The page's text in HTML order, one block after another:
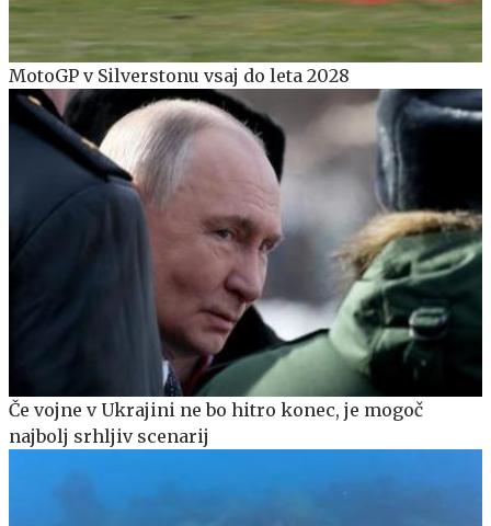
MotoGP v Silverstonu vsaj do leta 2028
Če vojne v Ukrajini ne bo hitro konec, je mogoč
najbolj srhljiv scenarij